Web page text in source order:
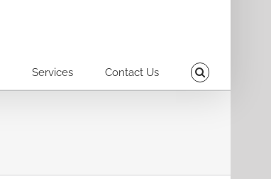
Services Contact Us